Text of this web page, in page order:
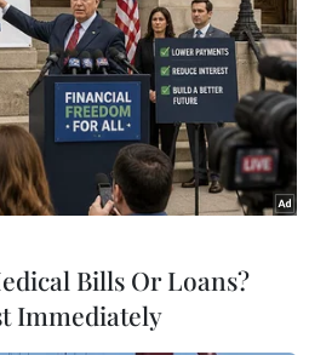
MỤC
Bills Or Loans?
Immediately